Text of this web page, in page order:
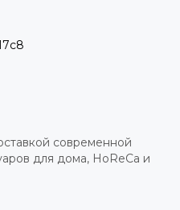
современной
для дома, HoReCa и